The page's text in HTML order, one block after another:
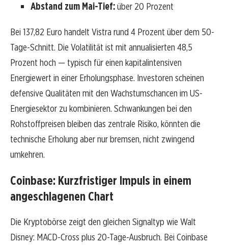
Abstand zum Mai-Tief:über 20 Prozent
Bei 137,82 Euro handelt Vistra rund 4 Prozent über dem 50-
Tage-Schnitt. Die Volatilität ist mit annualisierten 48,5
Prozent hoch — typisch für einen kapitalintensiven
Energiewert in einer Erholungsphase. Investoren scheinen
defensive Qualitäten mit den Wachstumschancen im US-
Energiesektor zu kombinieren. Schwankungen bei den
Rohstoffpreisen bleiben das zentrale Risiko, könnten die
technische Erholung aber nur bremsen, nicht zwingend
umkehren.
Coinbase: Kurzfristiger Impuls in einem
angeschlagenen Chart
Die Kryptobörse zeigt den gleichen Signaltyp wie Walt
Disney: MACD-Cross plus 20-Tage-Ausbruch. Bei Coinbase